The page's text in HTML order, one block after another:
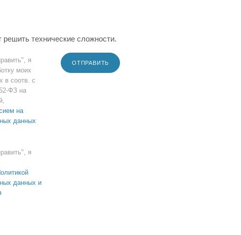
технические сложности.
я
моих
в соотв. с
ФЗ на
на
данных
я
данных и
ОТПРАВИТЬ